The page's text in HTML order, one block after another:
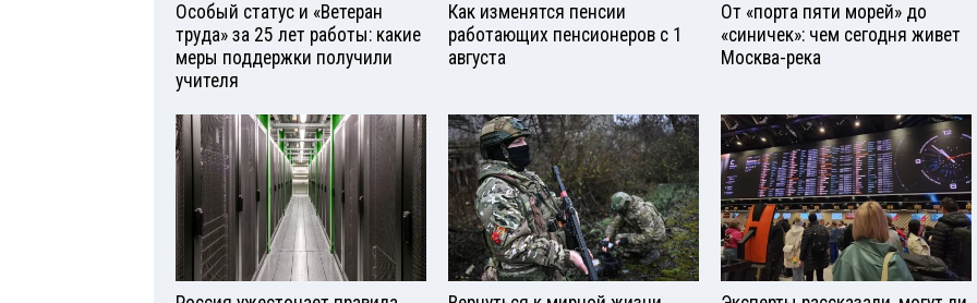
Особый статус и «Ветеран
труда» за 25 лет работы: какие
меры поддержки получили
учителя
Как изменятся пенсии
работающих пенсионеров с 1
августа
От «порта пяти морей» до
«синичек»: чем сегодня живет
Москва-река